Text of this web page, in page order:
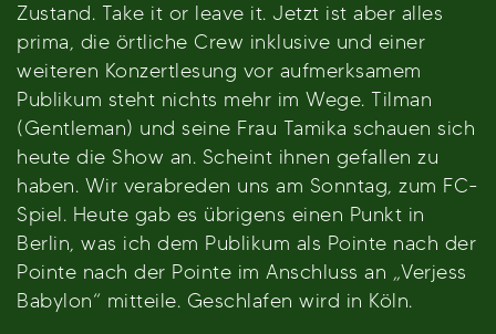
Zustand. Take it or leave it. Jetzt ist aber alles
prima, die örtliche Crew inklusive und einer
weiteren Konzertlesung vor aufmerksamem
Publikum steht nichts mehr im Wege. Tilman
(Gentleman) und seine Frau Tamika schauen sich
heute die Show an. Scheint ihnen gefallen zu
haben. Wir verabreden uns am Sonntag, zum FC-
Spiel. Heute gab es übrigens einen Punkt in
Berlin, was ich dem Publikum als Pointe nach der
Pointe nach der Pointe im Anschluss an „Verjess
Babylon“ mitteile. Geschlafen wird in Köln.